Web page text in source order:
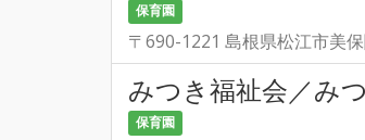
保育園
〒690-1221 島根県松江市美
みつき福祉会／み
保育園